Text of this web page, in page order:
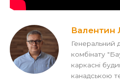
Валентин
Генеральний
комбінату
каркасні
канадською